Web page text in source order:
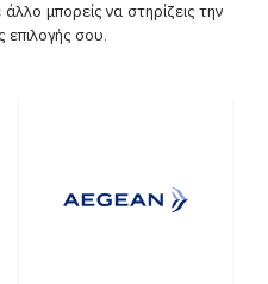
μπορείς να στηρίζεις την
επιλογής σου.